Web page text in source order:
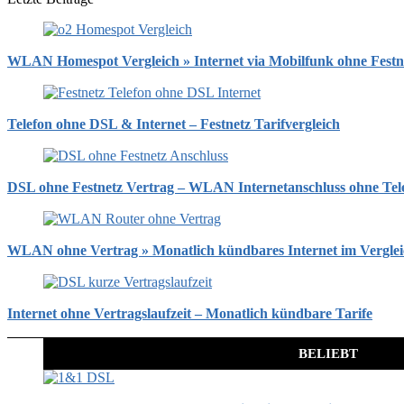
WLAN Homespot Vergleich » Internet via Mobilfunk ohne
Telefon ohne DSL & Internet – Festnetz Tarifvergleich
DSL ohne Festnetz Vertrag – WLAN Internetanschluss ohne
WLAN ohne Vertrag » Monatlich kündbares Internet im
Internet ohne Vertragslaufzeit – Monatlich kündbare Tarife
BELIEBT